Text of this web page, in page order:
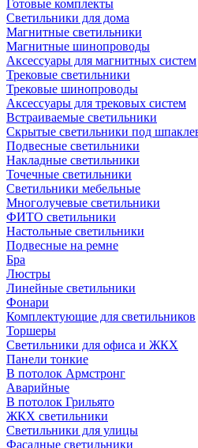
Готовые комплекты
Светильники для дома
Магнитные светильники
Магнитные шинопроводы
Аксессуары для магнитных систем
Трековые светильники
Трековые шинопроводы
Аксессуары для трековых систем
Встраиваемые светильники
Скрытые светильники под
Подвесные светильники
Накладные светильники
Точечные светильники
Светильники мебельные
Многолучевые светильники
ФИТО светильники
Настольные светильники
Подвесные на ремне
Бра
Люстры
Линейные светильники
Фонари
Комплектующие для светильников
Торшеры
Светильники для офиса и ЖКХ
Панели тонкие
В потолок Армстронг
Аварийные
В потолок Грильято
ЖКХ светильники
Светильники для улицы
Фасадные светильники